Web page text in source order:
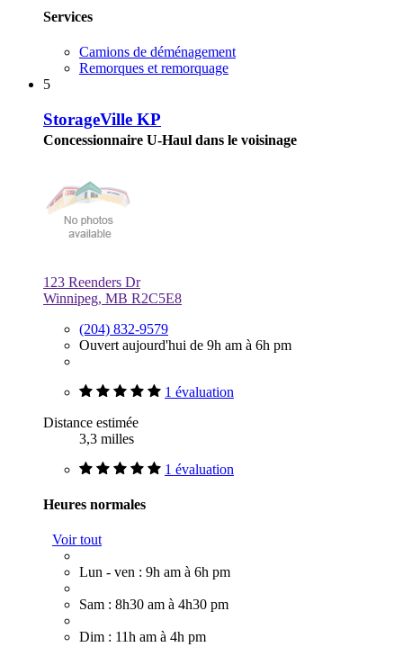
Services
Camions de déménagement
Remorques et remorquage
5
StorageVille KP
Concessionnaire U-Haul dans le voisinage
123 Reenders Dr
Winnipeg, MB R2C5E8
(204) 832-9579
Ouvert aujourd'hui de 9h am à 6h pm
1 évaluation
Distance estimée
3,3 milles
1 évaluation
Heures normales
Voir tout
Lun - ven : 9h am à 6h pm
Sam : 8h30 am à 4h30 pm
Dim : 11h am à 4h pm